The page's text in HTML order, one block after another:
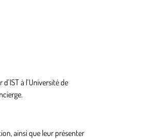
à l’Université de
ainsi que leur présenter